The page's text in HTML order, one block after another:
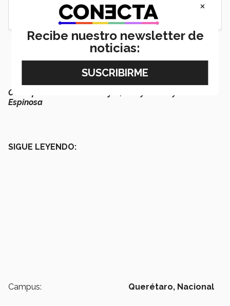
Con información de Ale Rojas, Emily Flores y José Luis
Espinosa
SIGUE LEYENDO:
Campus: Querétaro, Nacional
×
Recibe nuestro newsletter de
noticias: